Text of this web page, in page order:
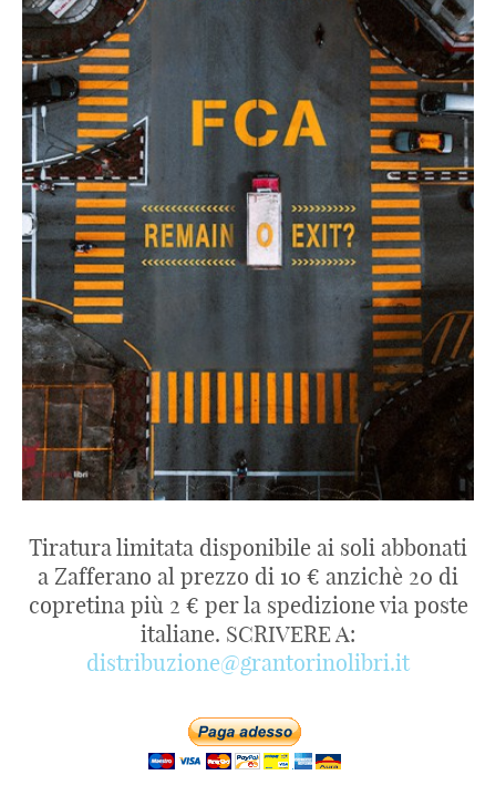
Tiratura limitata disponibile ai soli abbonati
a Zafferano al prezzo di 10 € anzichè 20 di
copretina più 2 € per la spedizione via poste
italiane. SCRIVERE A:
distribuzione@grantorinolibri.it